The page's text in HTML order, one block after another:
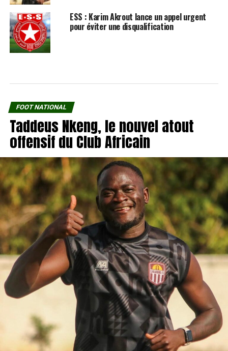
ESS : Karim Akrout lance un appel urgent
pour éviter une disqualification
FOOT NATIONAL
Taddeus Nkeng, le nouvel atout
offensif du Club Africain